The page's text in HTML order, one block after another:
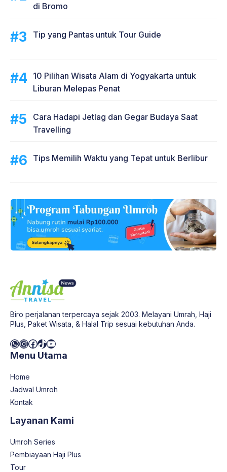
di Bromo
Tip yang Pantas untuk Tour Guide
10 Pilihan Wisata Alam di Yogyakarta untuk
Liburan Melepas Penat
Cara Hadapi Jetlag dan Gegar Budaya Saat
Travelling
Tips Memilih Waktu yang Tepat untuk Berlibur
Biro perjalanan terpercaya sejak 2003. Melayani Umrah, Haji
Plus, Paket Wisata, & Halal Trip sesuai kebutuhan Anda.
WhatsApp
Instagram
Facebook
TikTok
YouTube
Menu Utama
Home
Jadwal Umroh
Kontak
Layanan Kami
Umroh Series
Pembiayaan Haji Plus
Tour